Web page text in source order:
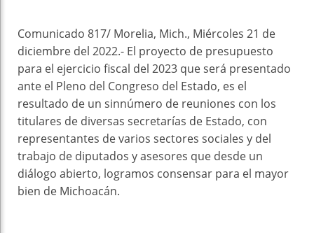
Comunicado 817/ Morelia, Mich., Miércoles 21 de
diciembre del 2022.- El proyecto de presupuesto
para el ejercicio fiscal del 2023 que será presentado
ante el Pleno del Congreso del Estado, es el
resultado de un sinnúmero de reuniones con los
titulares de diversas secretarías de Estado, con
representantes de varios sectores sociales y del
trabajo de diputados y asesores que desde un
diálogo abierto, logramos consensar para el mayor
bien de Michoacán.